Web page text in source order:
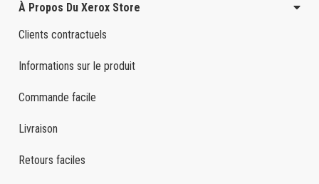
À Propos Du Xerox Store
Clients contractuels
Informations sur le produit
Commande facile
Livraison
Retours faciles